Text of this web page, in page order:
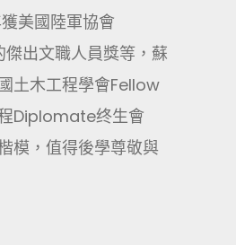
美國陸軍協會
出文職人員獎等，蘇
土木工程學會Fellow
Diplomate终生會
模，值得後學尊敬與